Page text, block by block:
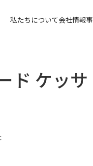
私たちについて会社情報
ド ケッサ